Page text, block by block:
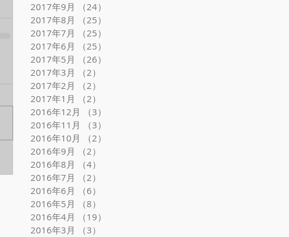
2017年9月
（24）
2017年8月
（25）
2017年7月
（25）
2017年6月
（25）
2017年5月
（26）
2017年3月
（2）
2017年2月
（2）
2017年1月
（2）
2016年12月
（3）
2016年11月
（3）
2016年10月
（2）
2016年9月
（2）
2016年8月
（4）
2016年7月
（2）
2016年6月
（6）
2016年5月
（8）
2016年4月
（19）
2016年3月
（3）